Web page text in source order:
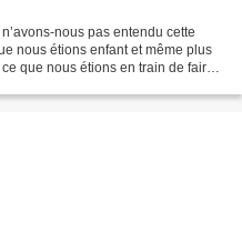
nous pas entendu cette
nous étions enfant et même plus
que nous étions en train de faire.